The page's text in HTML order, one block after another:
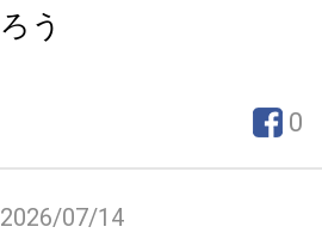
ろう
0
2026/07/14